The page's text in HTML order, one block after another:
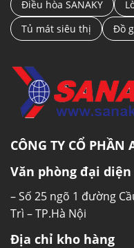
nấu ăn.
liệu đồng
Mâm từ là bộ phận
dòng mâm từ giúp
chín thức ăn. Bếp từ
có mâm từ bằng
diện được đáy nồi
được vùng nhiệt ở
Bếp từ đơn
toàn tối đa
Điều hòa SANAKY
Tủ mát siêu thị
Đồ
CÔNG TY CỔ PHẦN
Văn phòng đại diện
– Số 25 ngõ 1 đường
Trì – TP.Hà Nội
Địa chỉ kho hàng